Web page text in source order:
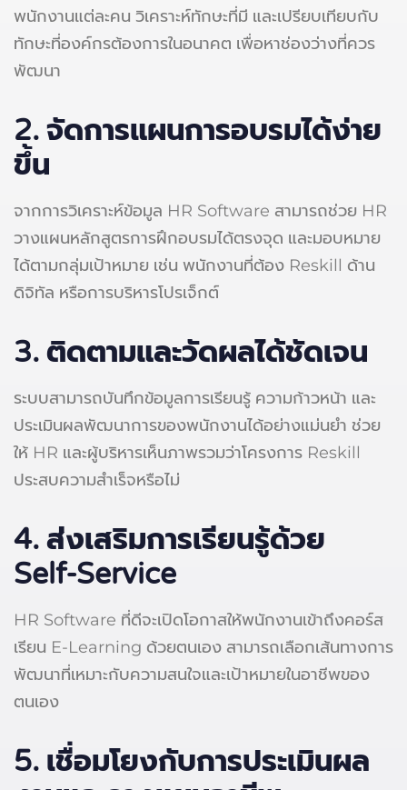
พนักงานแต่ละคน วิเคราะห์ทักษะที่มี และเปรียบเทียบกับ
ทักษะที่องค์กรต้องการในอนาคต เพื่อหาช่องว่างที่ควร
พัฒนา
2. จัดการแผนการอบรมได้ง่าย
ขึ้น
จากการวิเคราะห์ข้อมูล HR Software สามารถช่วย HR
วางแผนหลักสูตรการฝึกอบรมได้ตรงจุด และมอบหมาย
ได้ตามกลุ่มเป้าหมาย เช่น พนักงานที่ต้อง Reskill ด้าน
ดิจิทัล หรือการบริหารโปรเจ็กต์
3. ติดตามและวัดผลได้ชัดเจน
ระบบสามารถบันทึกข้อมูลการเรียนรู้ ความก้าวหน้า และ
ประเมินผลพัฒนาการของพนักงานได้อย่างแม่นยำ ช่วย
ให้ HR และผู้บริหารเห็นภาพรวมว่าโครงการ Reskill
ประสบความสำเร็จหรือไม่
4. ส่งเสริมการเรียนรู้ด้วย
Self-Service
HR Software ที่ดีจะเปิดโอกาสให้พนักงานเข้าถึงคอร์ส
เรียน E-Learning ด้วยตนเอง สามารถเลือกเส้นทางการ
พัฒนาที่เหมาะกับความสนใจและเป้าหมายในอาชีพของ
ตนเอง
5. เชื่อมโยงกับการประเมินผล